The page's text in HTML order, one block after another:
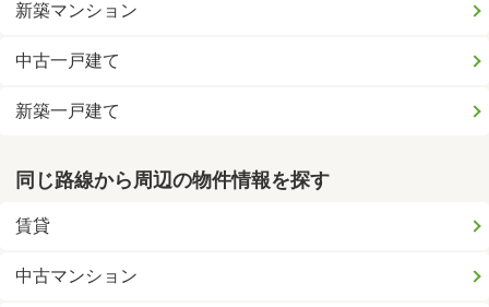
新築マンション
中古一戸建て
新築一戸建て
同じ路線から周辺の物件情報を探す
賃貸
中古マンション